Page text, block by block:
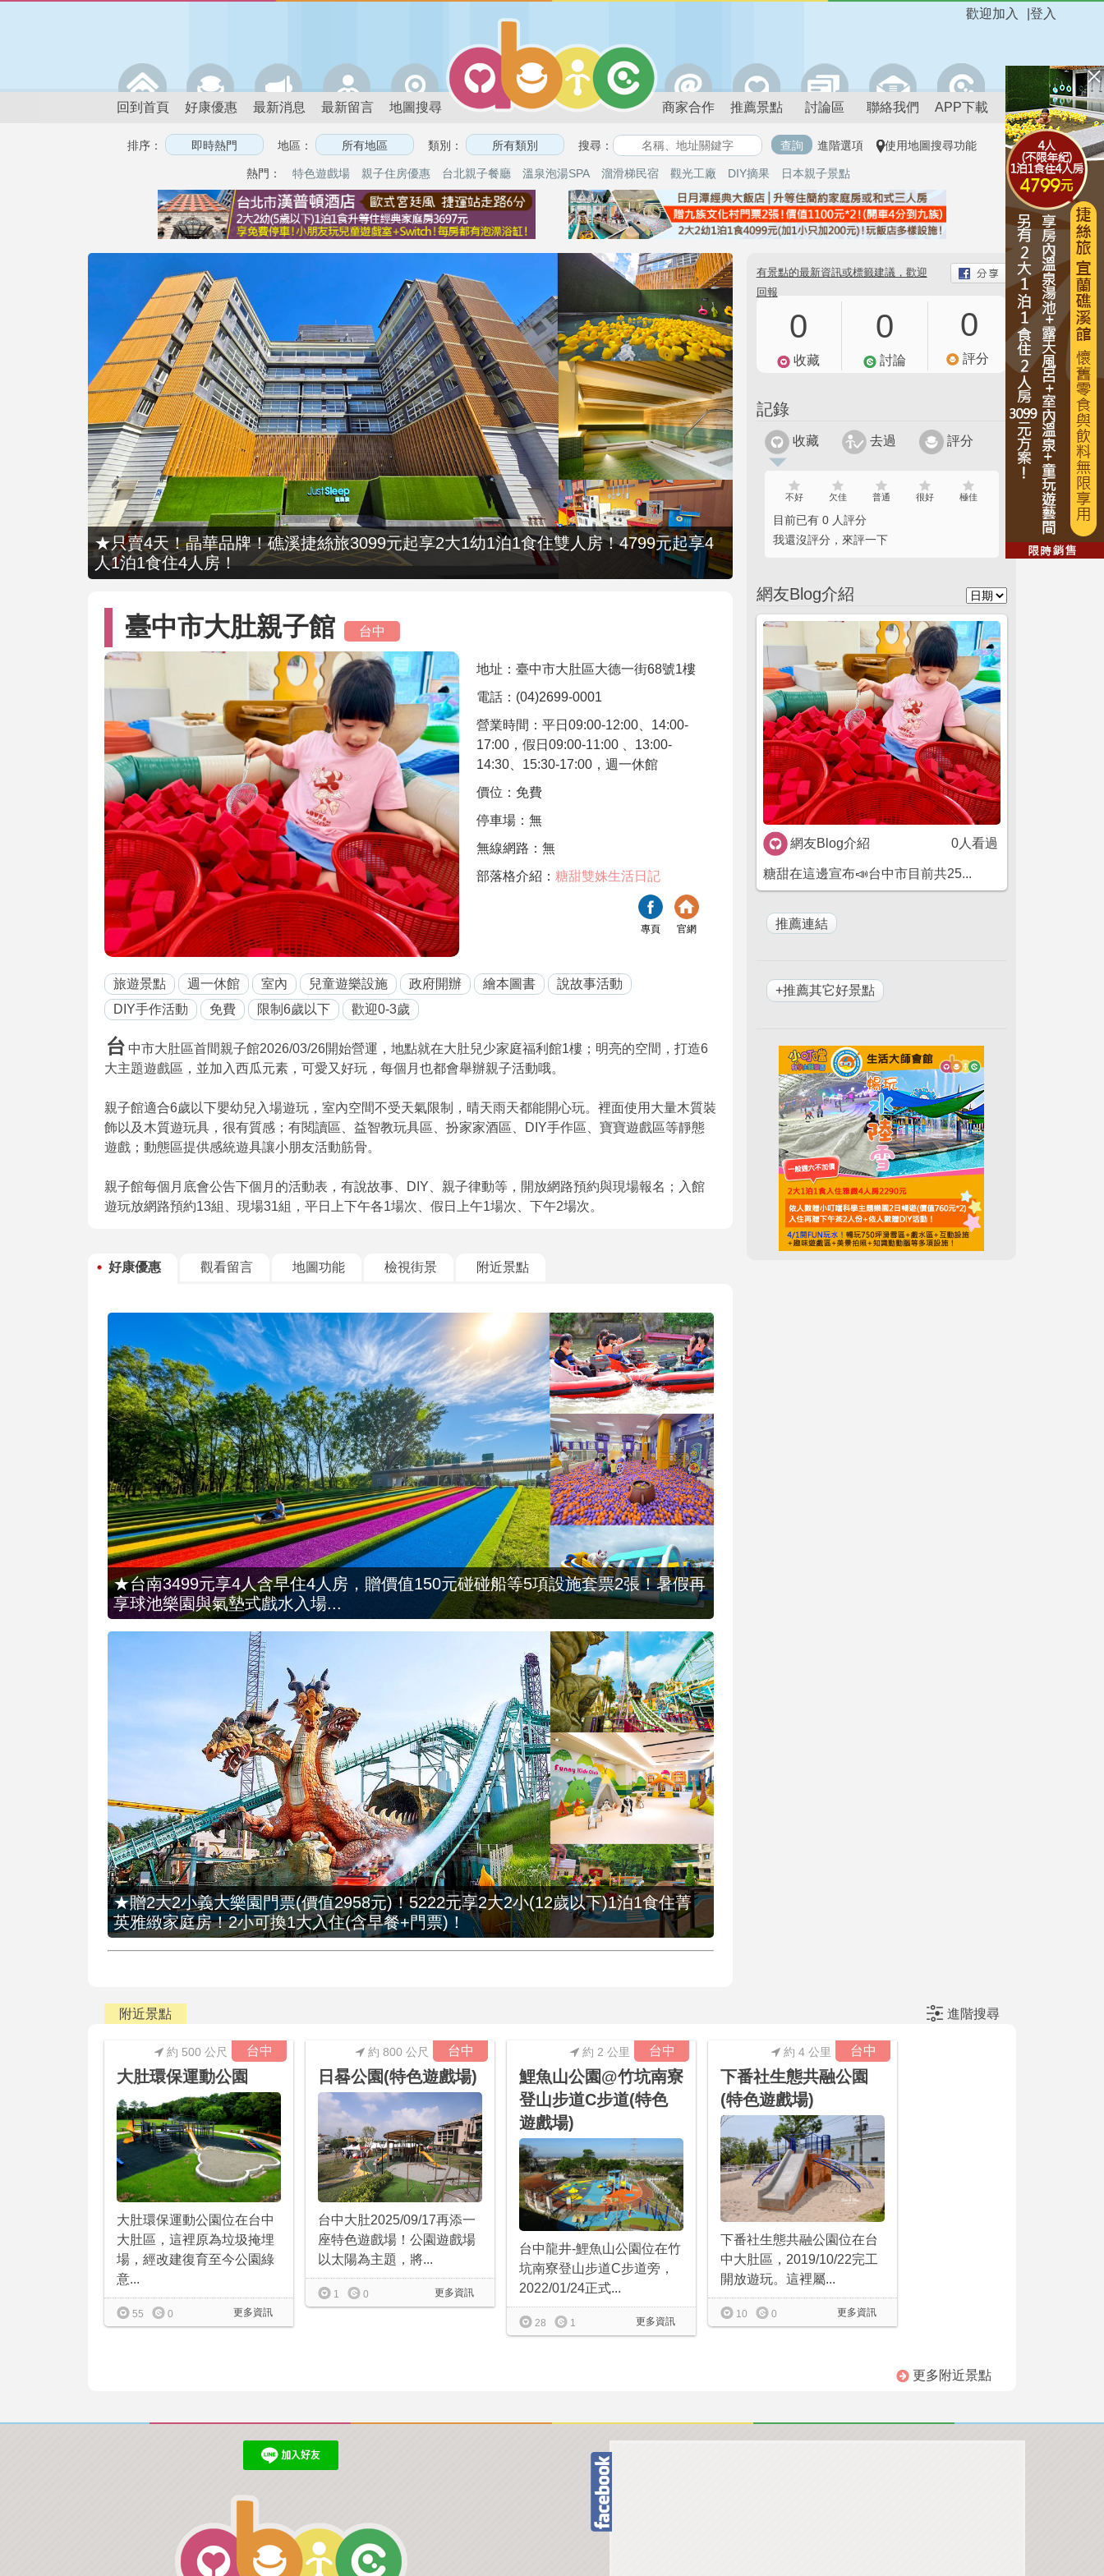
登入
歡迎加入
回到首頁 好康優惠 最新消息 最新留言 地圖搜尋 商家合作 推薦景點 討論區 聯絡我們 APP下載
排序： 地區： 類別： 搜尋： 進階選項 使用地圖搜尋功能
熱門： 特色遊戲場 親子住房優惠 台北親子餐廳 溫泉泡湯SPA 溜滑梯民宿 觀光工廠 DIY摘果 日本親子景點
★只賣4天！晶華品牌！礁溪捷絲旅3099元起享2大1幼1泊1食住雙人房！4799元起享4
人1泊1食住4人房！
臺中市大肚親子館 台中
地址：臺中市大肚區大德一街68號1樓
電話：(04)2699-0001
營業時間：平日09:00-12:00、14:00-
17:00，假日09:00-11:00 、13:00-
14:30、15:30-17:00，週一休館
價位：免費
停車場：無
無線網路：無
部落格介紹：糖甜雙姝生活日記
專頁 官網
旅遊景點 週一休館 室內 兒童遊樂設施 政府開辦 繪本圖書
說故事活動
DIY手作活動
免費 限制6歲以下 歡迎0-3歲
台 中市大肚區首間親子館2026/03/26開始營運，地點就在大肚兒少家庭福利館1樓；明亮的空間，打造6
大主題遊戲區，並加入西瓜元素，可愛又好玩，每個月也都會舉辦親子活動哦。
親子館適合6歲以下嬰幼兒入場遊玩，室內空間不受天氣限制，晴天雨天都能開心玩。裡面使用大量木質裝
飾以及木質遊玩具，很有質感；有閱讀區、益智教玩具區、扮家家酒區、DIY手作區、寶寶遊戲區等靜態
遊戲；動態區提供感統遊具讓小朋友活動筋骨。
親子館每個月底會公告下個月的活動表，有說故事、DIY、親子律動等，開放網路預約與現場報名；入館
遊玩放網路預約13組、現場31組，平日上下午各1場次、假日上午1場次、下午2場次。
好康優惠 觀看留言 地圖功能 檢視街景 附近景點
★台南3499元享4人含早住4人房，贈價值150元碰碰船等5項設施套票2張！暑假再
享球池樂園與氣墊式戲水入場...
★贈2大2小義大樂園門票(價值2958元)！5222元享2大2小(12歲以下)1泊1食住菁
英雅緻家庭房！2小可換1大入住(含早餐+門票)！
有景點的最新資訊或標籤建議，歡迎
回報
0
收藏
0
討論
0
評分
記錄
收藏 去過 評分
不好 欠佳 普通 很好 極佳
目前已有 0 人評分
我還沒評分，來評一下
網友Blog介紹
網友Blog介紹 0人看過
糖甜在這邊宣布📣台中市目前共25...
+推薦其它好景點
附近景點 進階搜尋
台中
約 500 公尺
大肚環保運動公園
大肚環保運動公園位在台中
大肚區，這裡原為垃圾掩埋
場，經改建復育至今公園綠
意...
更多資訊
55 0
台中
約 800 公尺
日晷公園(特色遊戲場)
台中大肚2025/09/17再添一
座特色遊戲場！公園遊戲場
以太陽為主題，將...
更多資訊
1 0
台中
約 2 公里
鯉魚山公園@竹坑南寮
登山步道C步道(特色
遊戲場)
台中龍井-鯉魚山公園位在竹
坑南寮登山步道C步道旁，
2022/01/24正式...
更多資訊
28 1
台中
約 4 公里
下番社生態共融公園
(特色遊戲場)
下番社生態共融公園位在台
中大肚區，2019/10/22完工
開放遊玩。這裡屬...
更多資訊
10 0
更多附近景點